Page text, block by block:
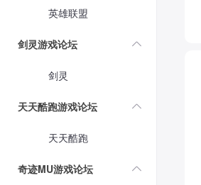
英雄联盟
剑灵游戏论坛
剑灵
天天酷跑游戏论坛
天天酷跑
奇迹MU游戏论坛